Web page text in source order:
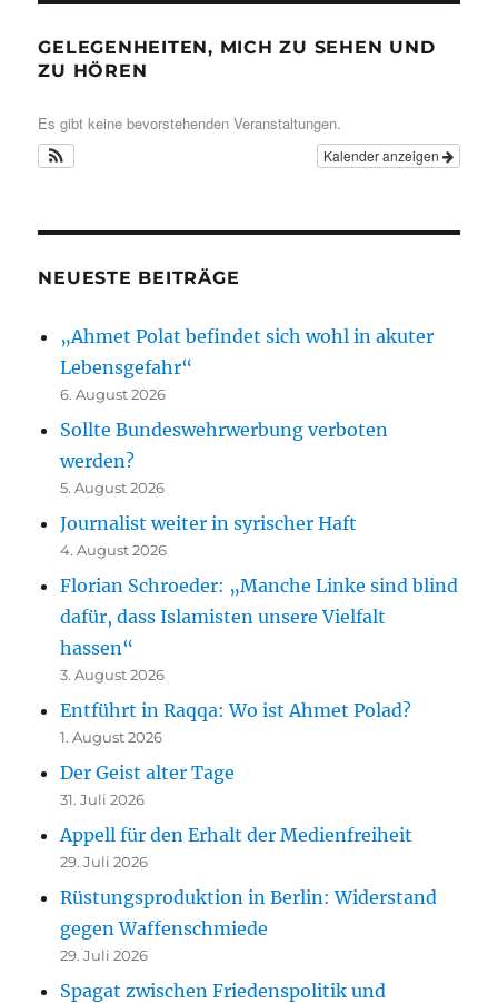
GELEGENHEITEN, MICH ZU SEHEN UND
ZU HÖREN
Es gibt keine bevorstehenden Veranstaltungen.
Kalender anzeigen
NEUESTE BEITRÄGE
„Ahmet Polat befindet sich wohl in akuter
Lebensgefahr“
6. August 2026
Sollte Bundeswehrwerbung verboten
werden?
5. August 2026
Journalist weiter in syrischer Haft
4. August 2026
Florian Schroeder: „Manche Linke sind blind
dafür, dass Islamisten unsere Vielfalt
hassen“
3. August 2026
Entführt in Raqqa: Wo ist Ahmet Polad?
1. August 2026
Der Geist alter Tage
31. Juli 2026
Appell für den Erhalt der Medienfreiheit
29. Juli 2026
Rüstungsproduktion in Berlin: Widerstand
gegen Waffenschmiede
29. Juli 2026
Spagat zwischen Friedenspolitik und